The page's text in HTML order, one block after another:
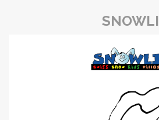
SNOWLI